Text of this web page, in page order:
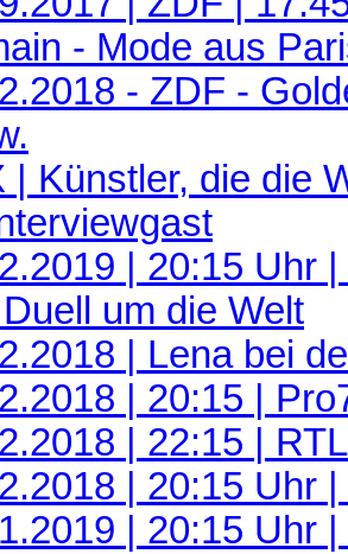
- Mode aus
- ZDF -
| Künstler, die die
| 20:15 Uhr
um die Welt
| Lena bei
| 20:15 |
| 22:15 |
| 20:15 Uhr
| 20:15 Uhr